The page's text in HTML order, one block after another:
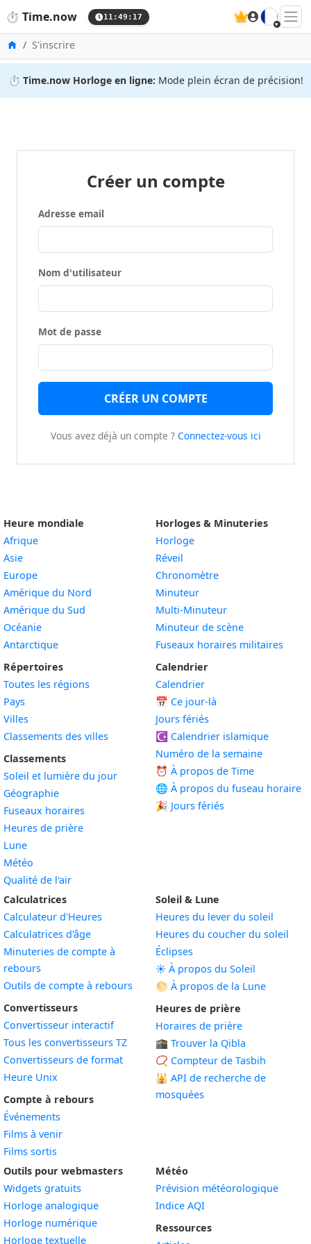
⏱️ Time.now 11:49:17 🇫🇷
Accueil
S'inscrire
⏱️ Time.now Horloge en ligne: Mode plein écran de précision!
Créer un compte
Adresse email
Nom d'utilisateur
Mot de passe
CRÉER UN COMPTE
Vous avez déjà un compte ? Connectez-vous ici
Heure mondiale
Afrique
Asie
Europe
Amérique du Nord
Amérique du Sud
Océanie
Antarctique
Répertoires
Toutes les régions
Pays
Villes
Classements des villes
Classements
Soleil et lumière du jour
Géographie
Fuseaux horaires
Heures de prière
Lune
Météo
Qualité de l'air
Horloges & Minuteries
Horloge
Réveil
Chronomètre
Minuteur
Multi-Minuteur
Minuteur de scène
Fuseaux horaires militaires
Calendrier
Calendrier
📅 Ce jour-là
Jours fériés
☪️ Calendrier islamique
Numéro de la semaine
⏰ À propos de Time
🌐 À propos du fuseau horaire
🎉 Jours fériés
Calculatrices
Calculateur d'Heures
Calculatrices d'âge
Minuteries de compte à
rebours
Outils de compte à rebours
Convertisseurs
Convertisseur interactif
Tous les convertisseurs TZ
Convertisseurs de format
Heure Unix
Compte à rebours
Événements
Films à venir
Films sortis
Soleil & Lune
Heures du lever du soleil
Heures du coucher du soleil
Éclipses
☀️ À propos du Soleil
🌕 À propos de la Lune
Heures de prière
Horaires de prière
🕋 Trouver la Qibla
📿 Compteur de Tasbih
🕌 API de recherche de
mosquées
Outils pour webmasters
Widgets gratuits
Horloge analogiqueWidget
Horloge numériqueWidget
Horloge textuelleWidget
Météo
Prévision météorologique
Indice AQI
Ressources